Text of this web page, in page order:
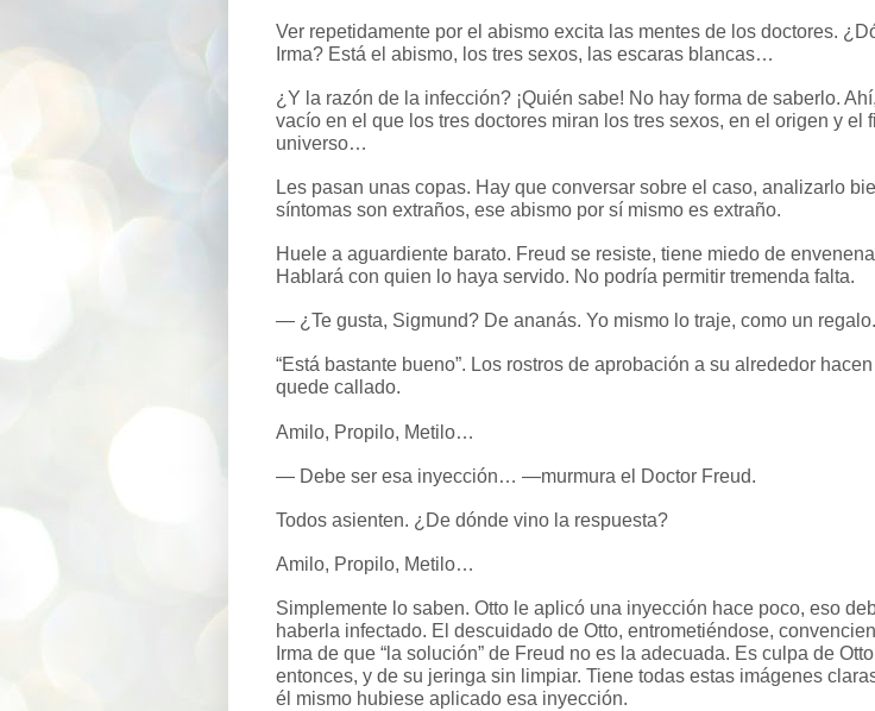
Ver repetidamente por el abismo excita las mentes de los doctores.
Irma? Está el abismo, los tres sexos, las escaras blancas…
¿Y la razón de la infección? ¡Quién sabe! No hay forma de saberlo.
vacío en el que los tres doctores miran los tres sexos, en el origen y el
universo…
Les pasan unas copas. Hay que conversar sobre el caso, analizarlo
síntomas son extraños, ese abismo por sí mismo es extraño.
Huele a aguardiente barato. Freud se resiste, tiene miedo de
Hablará con quien lo haya servido. No podría permitir tremenda falta.
— ¿Te gusta, Sigmund? De ananás. Yo mismo lo traje, como un regalo.
“Está bastante bueno”. Los rostros de aprobación a su alrededor
quede callado.
Amilo, Propilo, Metilo…
— Debe ser esa inyección… —murmura el Doctor Freud.
Todos asienten. ¿De dónde vino la respuesta?
Amilo, Propilo, Metilo…
Simplemente lo saben. Otto le aplicó una inyección hace poco, eso
haberla infectado. El descuidado de Otto, entrometiéndose,
Irma de que “la solución” de Freud no es la adecuada. Es culpa de
entonces, y de su jeringa sin limpiar. Tiene todas estas imágenes
él mismo hubiese aplicado esa inyección.